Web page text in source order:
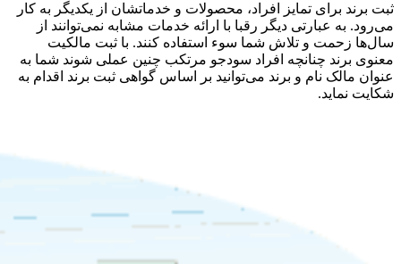
ثبت برند برای تمایز افراد، محصولات و خدماتشان از یکدیگر به کار
می‌رود. به عبارتی دیگر رقبا با ارائه خدمات مشابه نمی‌توانند از
سال‌ها زحمت و تلاش شما سوء استفاده کنند. با ثبت مالکیت
معنوی برند چنانچه افراد سودجو مرتکب چنین عملی شوند شما به
عنوان مالک نام و برند می‌توانید بر اساس گواهی ثبت برند اقدام به
شکایت نماید.